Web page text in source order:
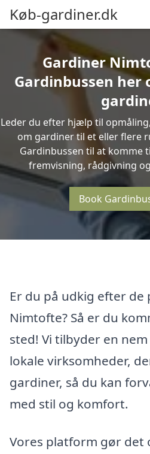
Køb-gardiner.dk
Gardiner
Gardinbussen her
Leder du efter hjælp til
om gardiner til et eller flere
Gardinbussen til at komme
fremvisning, rådgivning
Book
Er du på udkig efter
Nimtofte? Så er du
sted! Vi tilbyder en
lokale virksomheder,
gardiner, så du kan
med stil og komfort.
Vores platform gør det